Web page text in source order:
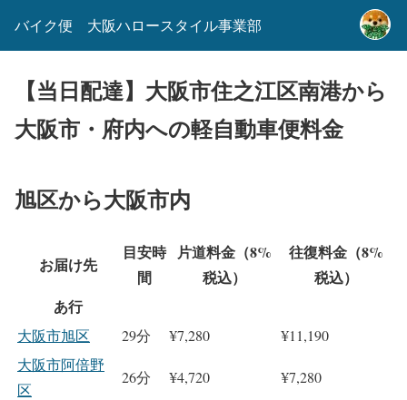
バイク便 大阪ハロースタイル事業部
【当日配達】大阪市住之江区南港から
大阪市・府内への軽自動車便料金
旭区から大阪市内
お届け先
目安時
間
片道料金（8%
税込）
往復料金（8%
税込）
あ行
大阪市旭区 29分 ¥7,280
¥11,190
大阪市阿倍野
区
26分 ¥4,720 ¥7,280